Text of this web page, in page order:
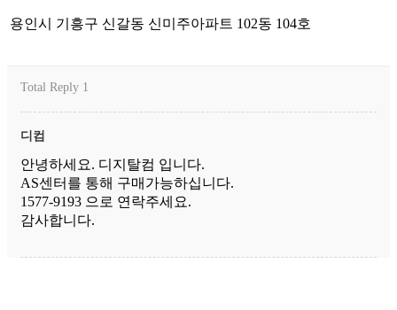
용인시 기흥구 신갈동 신미주아파트 102동 104호
Total Reply 1
디컴
안녕하세요. 디지탈컴 입니다.
AS센터를 통해 구매가능하십니다.
1577-9193 으로 연락주세요.
감사합니다.